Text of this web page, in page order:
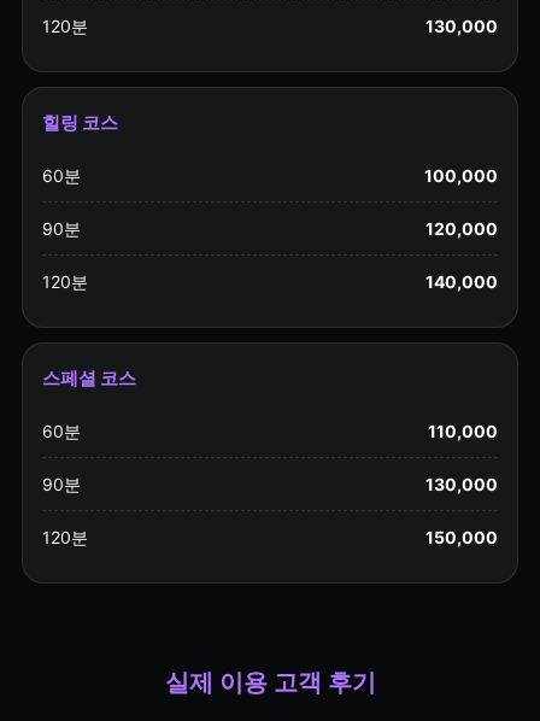
120분 130,000
힐링 코스
60분 100,000
90분 120,000
120분 140,000
스페셜 코스
60분 110,000
90분 130,000
120분 150,000
실제 이용 고객 후기